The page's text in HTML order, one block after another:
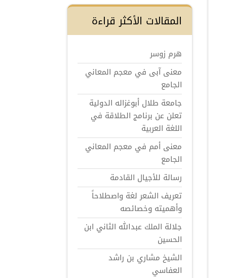
المقالات الأكثر قراءة
هرم زوسر
معنى آبى في معجم المعاني
الجامع
جامعة طلال أبوغزاله الدولية
تعلن عن برنامج الطلاقة في
اللغة العربية
معنى أمم في معجم المعاني
الجامع
رسالة للأجيال القادمة
تعريف الشعر لغة واصطلاحاً
وأهميته وخصائصه
جلالة الملك عبدالله الثاني ابن
الحسين
الشيخ مشاري بن راشد
العفاسي